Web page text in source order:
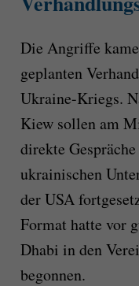
Die Angriffe
geplanten
Ukraine-Kriegs.
Kiew sollen am
direkte
ukrainischen
der USA
Format hatte vor
Dhabi in den
begonnen.